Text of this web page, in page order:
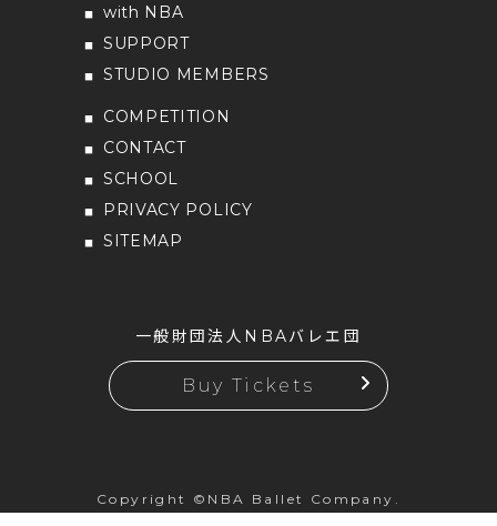
with NBA
SUPPORT
STUDIO MEMBERS
COMPETITION
CONTACT
SCHOOL
PRIVACY POLICY
SITEMAP
一般財団法人NBAバレエ団
Buy Tickets
Copyright ©NBA Ballet Company.